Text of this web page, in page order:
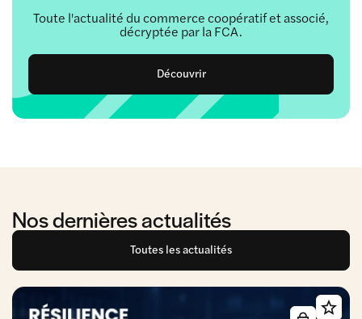
Toute l'actualité du commerce coopératif et associé,
décryptée par la FCA.
Découvrir
Nos dernières actualités
Toutes les actualités